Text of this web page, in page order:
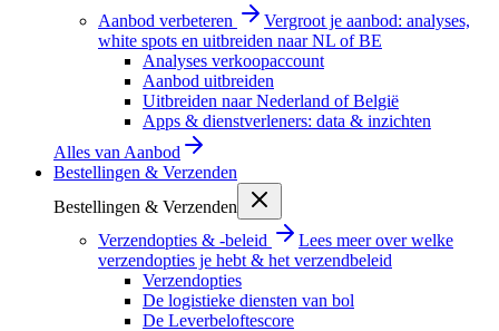
Aanbod verbeteren
Vergroot je aanbod: analyses,
white spots en uitbreiden naar NL of BE
Analyses verkoopaccount
Aanbod uitbreiden
Uitbreiden naar Nederland of België
Apps & dienstverleners: data & inzichten
Alles van Aanbod
Bestellingen & Verzenden
Bestellingen & Verzenden
Verzendopties & -beleid
Lees meer over welke
verzendopties je hebt & het verzendbeleid
Verzendopties
De logistieke diensten van bol
De Leverbeloftescore